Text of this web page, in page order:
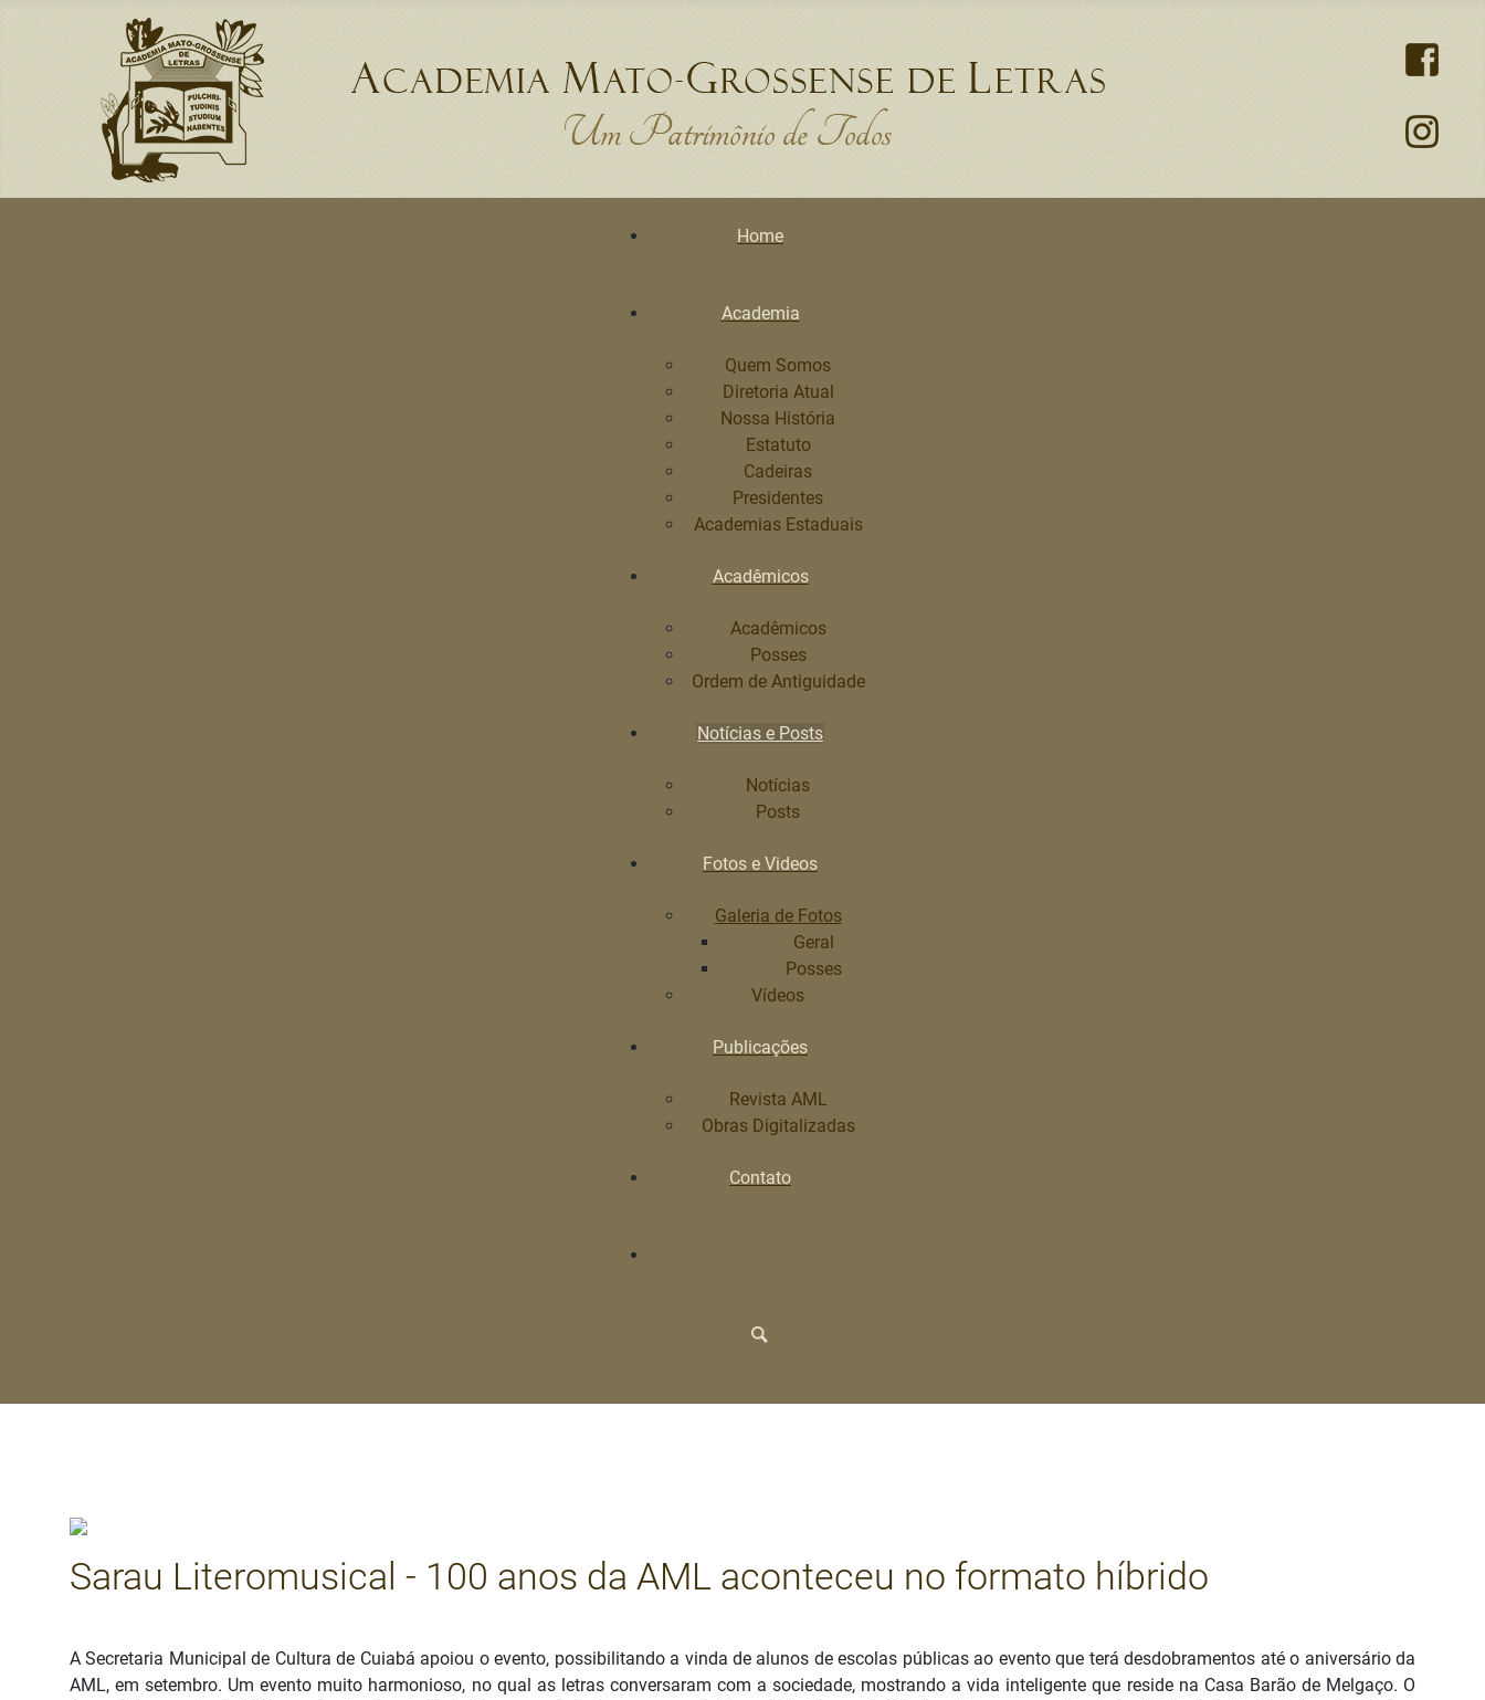
Home
Academia
Quem Somos
Diretoria Atual
Nossa História
Estatuto
Cadeiras
Presidentes
Academias Estaduais
Acadêmicos
Acadêmicos
Posses
Ordem de Antiguidade
Notícias e Posts
Notícias
Posts
Fotos e Videos
Galeria de Fotos
Geral
Posses
Vídeos
Publicações
Revista AML
Obras Digitalizadas
Contato
Sarau Literomusical - 100 anos da AML aconteceu no formato híbrido
A Secretaria Municipal de Cultura de Cuiabá apoiou o evento, possibilitando a vinda de alunos de escolas públicas ao evento que terá desdobramentos até o aniversário da
AML, em setembro. Um evento muito harmonioso, no qual as letras conversaram com a sociedade, mostrando a vida inteligente que reside na Casa Barão de Melgaço. O